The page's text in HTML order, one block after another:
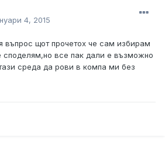
4, 2015
въпрос щот прочетох че сам избирам
споделям,но все пак дали е възможно
среда да рови в компа ми без